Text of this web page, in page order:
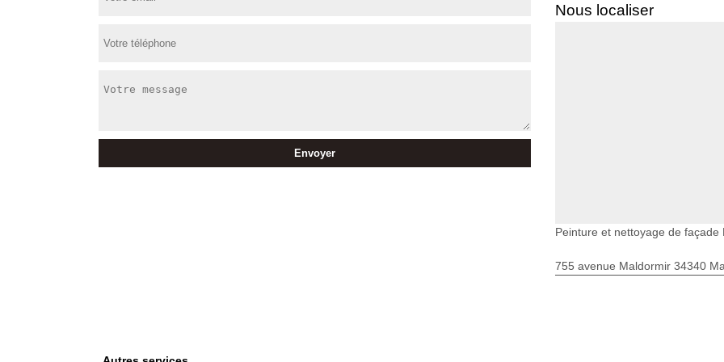
Nous localiser
Peinture et nettoyage de façade
755 avenue Maldormir 34340